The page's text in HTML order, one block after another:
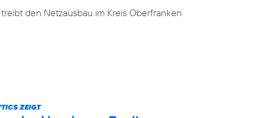
den Netzausbau im Kreis Oberfranken
ZEIGT